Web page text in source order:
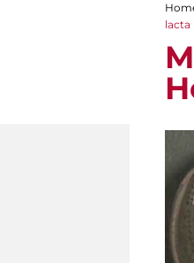
lacta